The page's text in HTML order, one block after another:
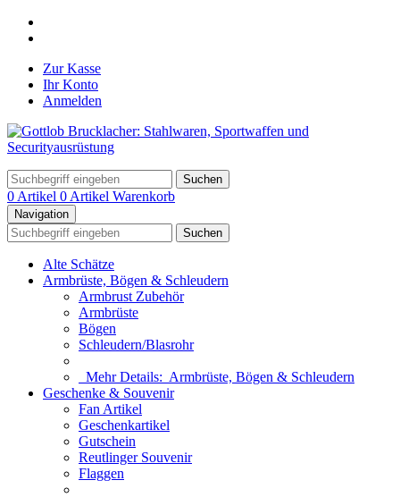
Zur Kasse
Ihr Konto
Anmelden
Suchen
0 Artikel 0 Artikel Warenkorb
Navigation
Suchen
Alte Schätze
Armbrüste, Bögen & Schleudern
Armbrust Zubehör
Armbrüste
Bögen
Schleudern/Blasrohr
Mehr Details: Armbrüste, Bögen & Schleudern
Geschenke & Souvenir
Fan Artikel
Geschenkartikel
Gutschein
Reutlinger Souvenir
Flaggen